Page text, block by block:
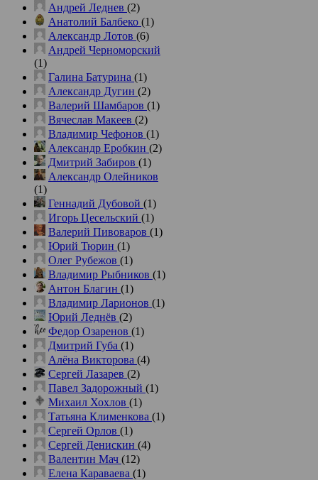
Андрей Леднев (2)
Анатолий Балбеко (1)
Александр Лотов (6)
Андрей Черноморский
(1)
Галина Батурина (1)
Александр Дугин (2)
Валерий Шамбаров (1)
Вячеслав Макеев (2)
Владимир Чефонов (1)
Александр Еробкин (2)
Дмитрий Забиров (1)
Александр Олейников
(1)
Геннадий Дубовой (1)
Игорь Цесельский (1)
Валерий Пивоваров (1)
Юрий Тюрин (1)
Олег Рубежов (1)
Владимир Рыбников (1)
Антон Благин (1)
Владимир Ларионов (1)
Юрий Леднёв (2)
Федор Озаренов (1)
Дмитрий Губа (1)
Алёна Викторова (4)
Сергей Лазарев (2)
Павел Задорожный (1)
Михаил Хохлов (1)
Татьяна Клименкова (1)
Сергей Орлов (1)
Сергей Денискин (4)
Валентин Мач (12)
Елена Караваева (1)